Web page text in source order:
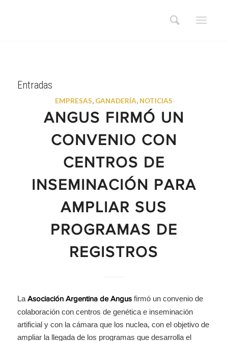
Entradas
EMPRESAS, GANADERÍA, NOTICIAS
ANGUS FIRMÓ UN
CONVENIO CON
CENTROS DE
INSEMINACIÓN PARA
AMPLIAR SUS
PROGRAMAS DE
REGISTROS
La Asociación Argentina de Angusfirmó un convenio de
colaboración con centros de genética e inseminación
artificial y con la cámara que los nuclea, con el objetivo de
ampliar la llegada de los programas que desarrolla el